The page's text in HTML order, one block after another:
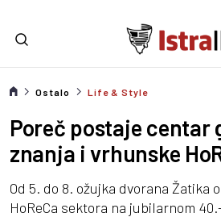
Ostalo Life & Style
Poreč postaje centar
znanja i vrhunske
Od 5. do 8. ožujka dvorana Žatika
HoReCa sektora na jubilarnom